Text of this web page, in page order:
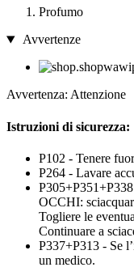
Profumo
Avvertenze
Avvertenza: Attenzione
Istruzioni di sicurezza:
P102 - Tenere
P264 - Lavare
OCCHI:
Togliere le
Continuare a
P337+P313 - Se
un medico.